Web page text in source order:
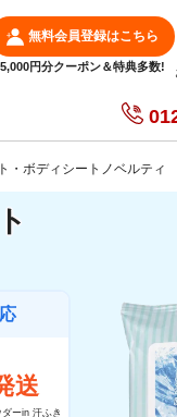
無料会員登録はこちら
5,000円分クーポン＆特典多数!
・ボディシートノベルティ
送
ーin 汗ふき